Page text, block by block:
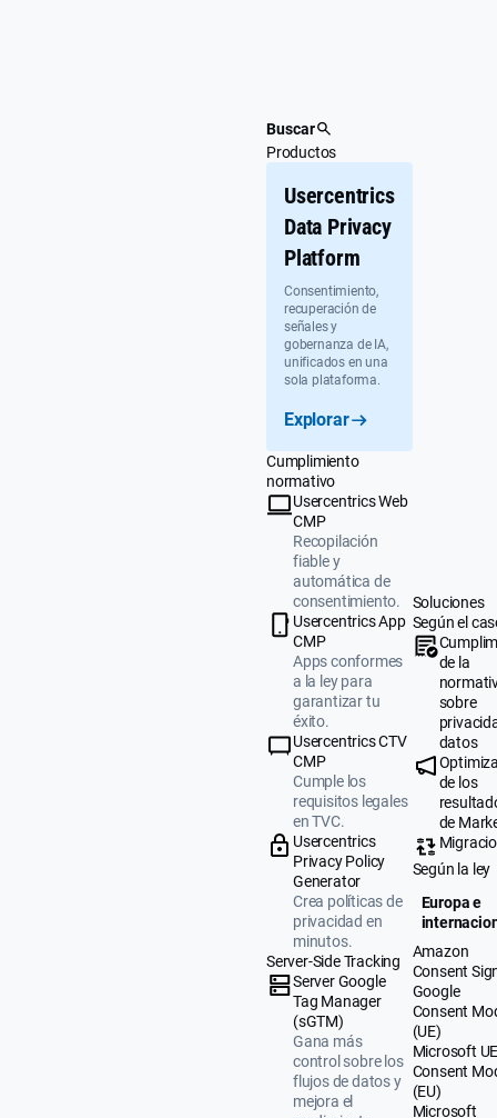
Buscar
Productos
Usercentrics
Data Privacy
Platform
Consentimiento,
recuperación de
señales y
gobernanza de IA,
unificados en una
sola plataforma.
Explorar
Cumplimiento
normativo
Usercentrics Web
CMP
Recopilación
fiable y
automática de
consentimiento.
Usercentrics App
CMP
Apps conformes
a la ley para
garantizar tu
éxito.
Usercentrics CTV
CMP
Cumple los
requisitos legales
en TVC.
Usercentrics
Privacy Policy
Generator
Crea políticas de
privacidad en
minutos.
Server-Side Tracking
Server Google
Tag Manager
(sGTM)
Gana más
control sobre los
flujos de datos y
mejora el
Soluciones
Según el
de la
sobre
datos
de los
de
Según la ley
Europa e
Amazon
Consent
Google
Consent
(UE)
Microsoft
Consent
(EU)
Microsoft